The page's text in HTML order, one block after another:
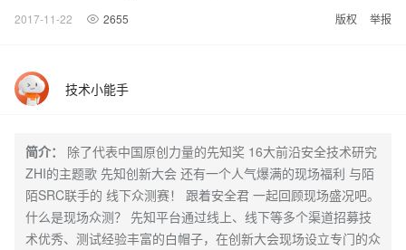
2017-11-22 2655 版权 举报
技术小能手
简介：
除了代表中国原创力量的先知奖 16大前沿安全技术研究
ZHI的主题歌 先知创新大会 还有一个人气爆满的现场福利 与陌
陌SRC联手的 线下众测赛！ 跟着安全君 一起回顾现场盛况吧。
什么是现场众测？ 先知平台通过线上、线下等多个渠道招募技
术优秀、测试经验丰富的白帽子，在创新大会现场设立专门的众